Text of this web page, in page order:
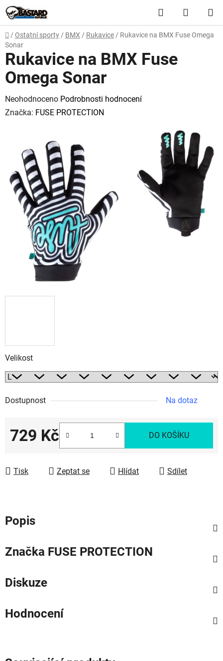
Přejít
na
obsah
Hledat
KOŠÍK
Domů
/ Ostatní sporty / BMX / Rukavice / Rukavice na BMX Fuse Omega
Sonar
Velikost
Dostupnost Na dotaz
729 Kč DO KOŠÍKU
Tisk Zeptat se Hlídat Sdílet
Rukavice na BMX Fuse
Omega Sonar
Průměrné
hodnocení
hvězdiček.
Neohodnoceno Podrobnosti hodnocení
Značka: FUSE PROTECTION
Popis
Značka FUSE PROTECTION
Diskuze
Hodnocení